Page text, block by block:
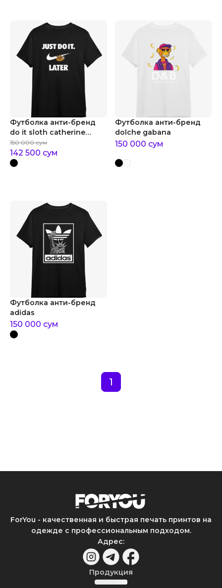
Футболка анти-бренд
do it sloth catherine
curran
150 000 сум
142 500 сум
Футболка анти-бренд
dolche gabana
150 000 сум
Футболка анти-бренд
adidas
150 000 сум
1
ForYou - качественная и быстрая печать принтов на
одежде с профессиональным подходом.
Адрес:
Продукция